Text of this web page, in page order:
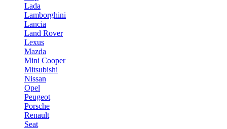
Lada
Lamborghini
Lancia
Land Rover
Lexus
Mazda
Mini Cooper
Mitsubishi
Nissan
Opel
Peugeot
Porsche
Renault
Seat